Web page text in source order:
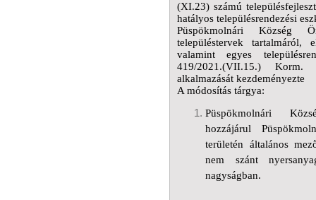
(XI.23) számú
hatályos településrendezési
Püspökmolnári Község
településtervek tartalmáról,
valamint egyes
419/2021.(VII.15.) Korm.
alkalmazását kezdeményezte
A módosítás tárgya:
Püspökmolnári
hozzájárul
területén általános
nem szánt
nagyságban.